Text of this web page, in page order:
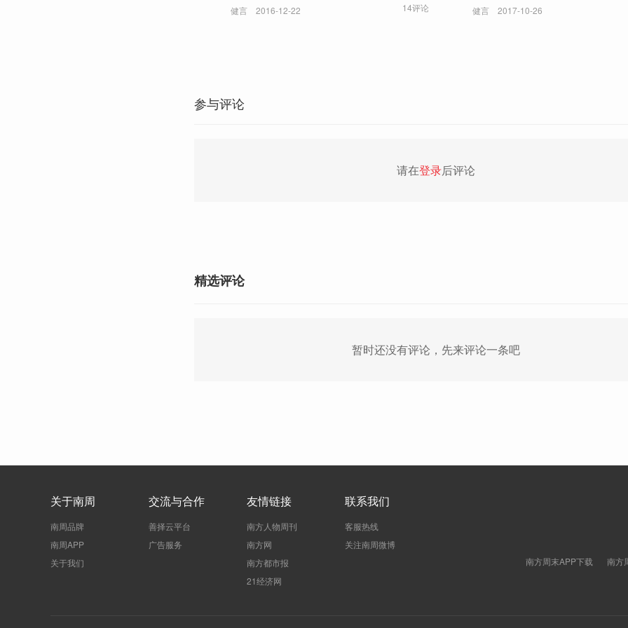
健言 2016-12-22 14评论 院限用，中医喊冤
健言 2017-10-26
参与评论
请在登录后评论
精选评论
暂时还没有评论，先来评论一条吧
关于南周
南周品牌
南周APP
关于我们
交流与合作
善择云平台
广告服务
友情链接
南方人物周刊
南方网
南方都市报
21经济网
联系我们
客服热线
关注南周微博
南方周末APP下载
南方